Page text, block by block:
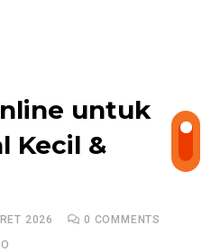
untuk
Kecil &
2026 0 COMMENTS